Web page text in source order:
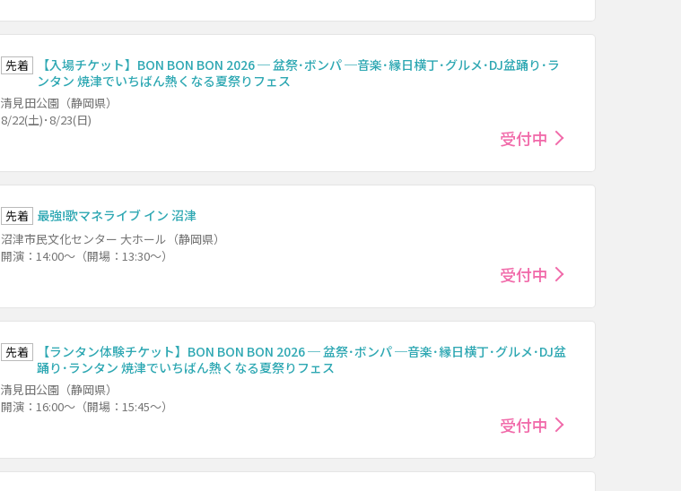
先着
【入場チケット】BON BON BON 2026 ─ 盆祭･ボンパ ─音楽･縁日横丁･グルメ･DJ盆踊り･ラ
ンタン 焼津でいちばん熱くなる夏祭りフェス
清見田公園（静岡県）
8/22(土)･8/23(日)
受付中
先着 最強!歌マネライブ イン 沼津
沼津市民文化センター 大ホール（静岡県）
開演：14:00～（開場：13:30～）
受付中
先着
【ランタン体験チケット】BON BON BON 2026 ─ 盆祭･ボンパ ─音楽･縁日横丁･グルメ･DJ盆
踊り･ランタン 焼津でいちばん熱くなる夏祭りフェス
清見田公園（静岡県）
開演：16:00～（開場：15:45～）
受付中